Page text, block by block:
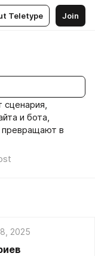
Teletype Join
и бота,
в
2025